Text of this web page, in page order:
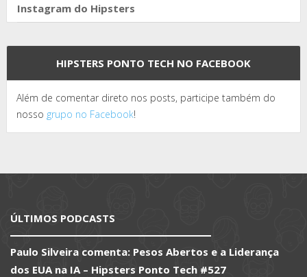
Instagram do Hipsters
HIPSTERS PONTO TECH NO FACEBOOK
Além de comentar direto nos posts, participe também do
nosso grupo no Facebook!
ÚLTIMOS PODCASTS
Paulo Silveira comenta: Pesos Abertos e a Liderança
dos EUA na IA – Hipsters Ponto Tech #527